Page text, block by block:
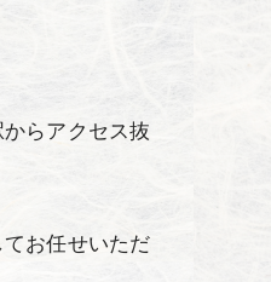
らアクセス抜
お任せいただ